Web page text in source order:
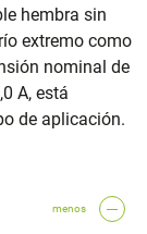
hembra sin
extremo como
nominal de
A, está
de aplicación.
menos